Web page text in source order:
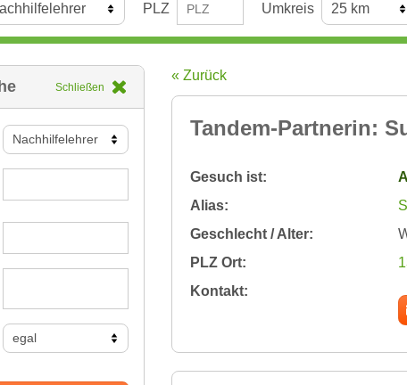
PLZ Umkreis
Schließen
« Zurück
Tandem-Partnerin:
Gesuch ist:
Alias:
Geschlecht / Alter:
PLZ Ort:
Kontakt: